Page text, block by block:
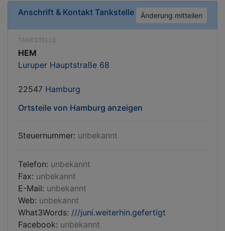
Anschrift & Kontakt Tankstelle Änderung mitteilen
TANKSTELLE
HEM
Luruper Hauptstraße 68
22547 Hamburg
Ortsteile von Hamburg anzeigen
Steuernummer: unbekannt
Telefon: unbekannt
Fax: unbekannt
E-Mail: unbekannt
Web: unbekannt
What3Words: ///juni.weiterhin.gefertigt
Facebook: unbekannt